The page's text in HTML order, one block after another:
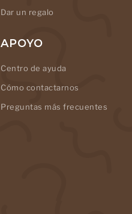
Dar un regalo
APOYO
Centro de ayuda
Cómo contactarnos
Preguntas más frecuentes